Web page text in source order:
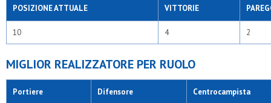
POSIZIONE ATTUALE VITTORIE
10 4 2
MIGLIOR REALIZZATORE PER RUOLO
Portiere Difensore Centrocampista